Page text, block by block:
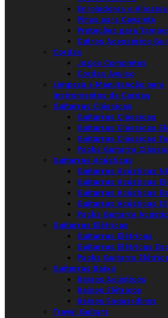
Enroladores e
Pinos para Cavalete
Proteções para
Outros Acessórios
Cordas
Jogos Completos
Cordas Avulso
Limpeza e Manutenção para
Instrumentos de Cordas
Guitarras Clássicas
Guitarras Clássicas
Guitarras Clássicas
Guitarras Clássicas
Packs Guitarra
Guitarras Acústicas
Guitarras Acústicas
Guitarras Acústicas
Guitarras Acústicas
Guitarras Acústicas
Packs Guitarra
Guitarras Elétricas
Guitarras Elétricas
Guitarras Elétricas
Packs Guitarra Elétrica
Guitarras Baixo
Baixos Acústicos
Baixos Elétricos
Baixos Esquerdinos
Travel Guitars